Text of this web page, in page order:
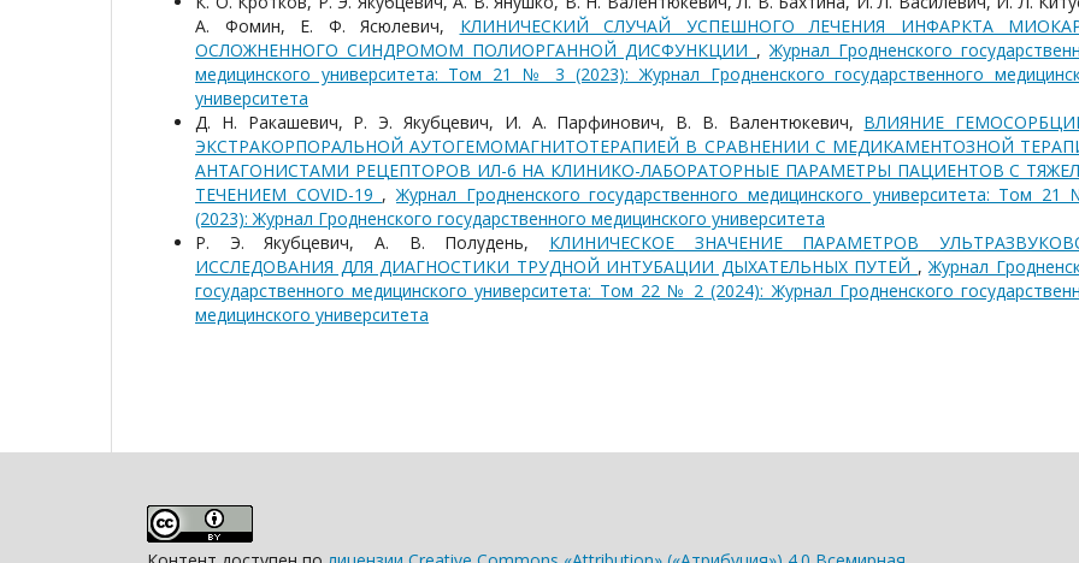
А. Фомин, Е. Ф. Ясюлевич, КЛИНИЧЕСКИЙ СЛУЧАЙ УСПЕШНОГО ЛЕЧЕНИЯ ИНФАРКТА
ОСЛОЖНЕННОГО СИНДРОМОМ ПОЛИОРГАННОЙ ДИСФУНКЦИИ ,Журнал Гродненского
медицинского университета: Том 21 № 3 (2023): Журнал Гродненского государственного
университета
Д. Н. Ракашевич, Р. Э. Якубцевич, И. А. Парфинович, В. В. Валентюкевич, ВЛИЯНИЕ
ЭКCТРАКОРПОРАЛЬНОЙ АУТОГЕМОМАГНИТОТЕРАПИЕЙ В СРАВНЕНИИ С МЕДИКАМЕНТОЗНОЙ
АНТАГОНИСТАМИ РЕЦЕПТОРОВ ИЛ-6 НА КЛИНИКО-ЛАБОРАТОРНЫЕ ПАРАМЕТРЫ ПАЦИЕНТОВ С
ТЕЧЕНИЕМ COVID-19 ,Журнал Гродненского государственного медицинского университета: Том
(2023): Журнал Гродненского государственного медицинского университета
Р. Э. Якубцевич, А. В. Полудень, КЛИНИЧЕСКОЕ ЗНАЧЕНИЕ ПАРАМЕТРОВ
ИССЛЕДОВАНИЯ ДЛЯ ДИАГНОСТИКИ ТРУДНОЙ ИНТУБАЦИИ ДЫХАТЕЛЬНЫХ ПУТЕЙ ,Журнал
государственного медицинского университета: Том 22 № 2 (2024): Журнал Гродненского
медицинского университета